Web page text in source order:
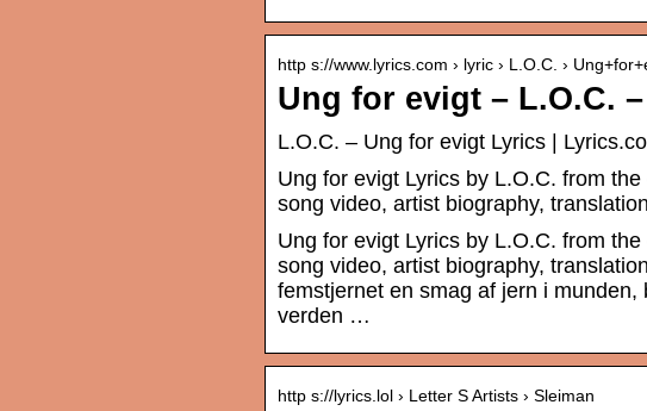
http s://www.lyrics.com › lyric › L.O.C. ›
Ung for evigt – L.O.C.
L.O.C. – Ung for evigt Lyrics |
Ung for evigt Lyrics by L.O.C. from
song video, artist biography,
Ung for evigt Lyrics by L.O.C. from
song video, artist biography,
femstjernet en smag af jern i
verden …
http s://lyrics.lol › Letter S Artists › Sleiman